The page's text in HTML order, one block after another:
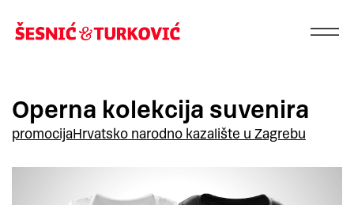
Operna kolekcija suvenira
promocijaHrvatsko narodno kazalište u Zagrebu